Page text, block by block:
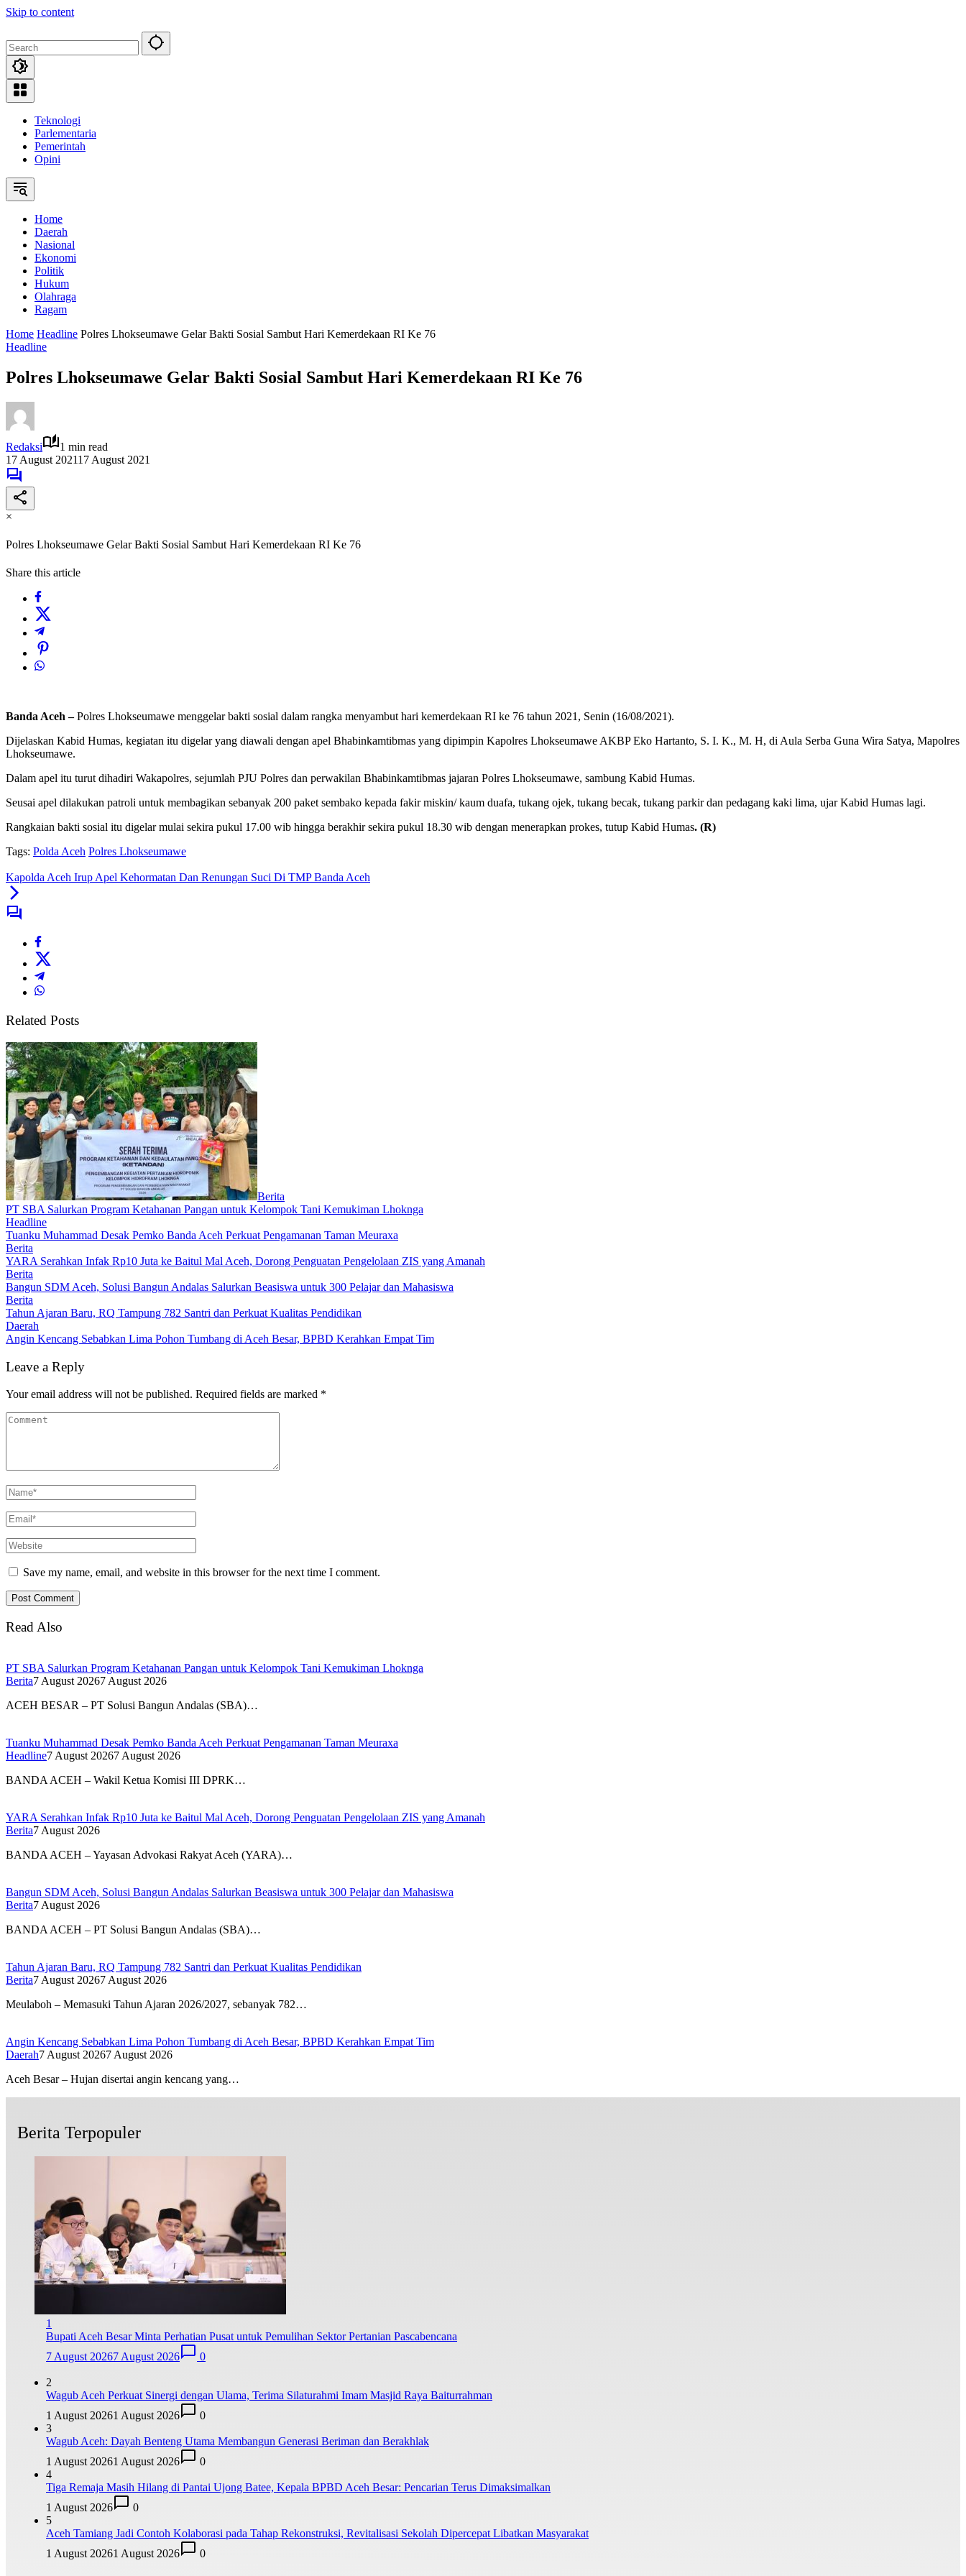
Skip to content
Teknologi
Parlementaria
Pemerintah
Opini
Home
Daerah
Nasional
Ekonomi
Politik
Hukum
Olahraga
Ragam
Home Headline Polres Lhokseumawe Gelar Bakti Sosial Sambut Hari Kemerdekaan RI Ke 76
Headline
Polres Lhokseumawe Gelar Bakti Sosial Sambut Hari Kemerdekaan RI Ke 76
Redaksi
1 min read
17 August 202117 August 2021
×
Polres Lhokseumawe Gelar Bakti Sosial Sambut Hari Kemerdekaan RI Ke 76
Share this article
Banda Aceh –Polres Lhokseumawe menggelar bakti sosial dalam rangka menyambut hari kemerdekaan RI ke 76 tahun 2021, Senin (16/08/2021).
Dijelaskan Kabid Humas, kegiatan itu digelar yang diawali dengan apel Bhabinkamtibmas yang dipimpin Kapolres Lhokseumawe AKBP Eko Hartanto, S. I. K., M. H, di Aula Serba Guna Wira Satya, Mapolres
Lhokseumawe.
Dalam apel itu turut dihadiri Wakapolres, sejumlah PJU Polres dan perwakilan Bhabinkamtibmas jajaran Polres Lhokseumawe, sambung Kabid Humas.
Seusai apel dilakukan patroli untuk membagikan sebanyak 200 paket sembako kepada fakir miskin/ kaum duafa, tukang ojek, tukang becak, tukang parkir dan pedagang kaki lima, ujar Kabid Humas lagi.
Rangkaian bakti sosial itu digelar mulai sekira pukul 17.00 wib hingga berakhir sekira pukul 18.30 wib dengan menerapkan prokes, tutup Kabid Humas. (R)
Tags: Polda Aceh Polres Lhokseumawe
Kapolda Aceh Irup Apel Kehormatan Dan Renungan Suci Di TMP Banda Aceh
Related Posts
Berita
PT SBA Salurkan Program Ketahanan Pangan untuk Kelompok Tani Kemukiman Lhoknga
Headline
Tuanku Muhammad Desak Pemko Banda Aceh Perkuat Pengamanan Taman Meuraxa
Berita
YARA Serahkan Infak Rp10 Juta ke Baitul Mal Aceh, Dorong Penguatan Pengelolaan ZIS yang Amanah
Berita
Bangun SDM Aceh, Solusi Bangun Andalas Salurkan Beasiswa untuk 300 Pelajar dan Mahasiswa
Berita
Tahun Ajaran Baru, RQ Tampung 782 Santri dan Perkuat Kualitas Pendidikan
Daerah
Angin Kencang Sebabkan Lima Pohon Tumbang di Aceh Besar, BPBD Kerahkan Empat Tim
Leave a Reply
Your email address will not be published. Required fields are marked *
Save my name, email, and website in this browser for the next time I comment.
Read Also
PT SBA Salurkan Program Ketahanan Pangan untuk Kelompok Tani Kemukiman Lhoknga
Berita7 August 20267 August 2026
ACEH BESAR – PT Solusi Bangun Andalas (SBA)…
Tuanku Muhammad Desak Pemko Banda Aceh Perkuat Pengamanan Taman Meuraxa
Headline7 August 20267 August 2026
BANDA ACEH – Wakil Ketua Komisi III DPRK…
YARA Serahkan Infak Rp10 Juta ke Baitul Mal Aceh, Dorong Penguatan Pengelolaan ZIS yang Amanah
Berita7 August 2026
BANDA ACEH – Yayasan Advokasi Rakyat Aceh (YARA)…
Bangun SDM Aceh, Solusi Bangun Andalas Salurkan Beasiswa untuk 300 Pelajar dan Mahasiswa
Berita7 August 2026
BANDA ACEH – PT Solusi Bangun Andalas (SBA)…
Tahun Ajaran Baru, RQ Tampung 782 Santri dan Perkuat Kualitas Pendidikan
Berita7 August 20267 August 2026
Meulaboh – Memasuki Tahun Ajaran 2026/2027, sebanyak 782…
Angin Kencang Sebabkan Lima Pohon Tumbang di Aceh Besar, BPBD Kerahkan Empat Tim
Daerah7 August 20267 August 2026
Aceh Besar – Hujan disertai angin kencang yang…
Berita Terpopuler
1
Bupati Aceh Besar Minta Perhatian Pusat untuk Pemulihan Sektor Pertanian Pascabencana
7 August 20267 August 2026 0
2
Wagub Aceh Perkuat Sinergi dengan Ulama, Terima Silaturahmi Imam Masjid Raya Baiturrahman
1 August 20261 August 2026
0
3
Wagub Aceh: Dayah Benteng Utama Membangun Generasi Beriman dan Berakhlak
1 August 20261 August 2026
0
4
Tiga Remaja Masih Hilang di Pantai Ujong Batee, Kepala BPBD Aceh Besar: Pencarian Terus Dimaksimalkan
1 August 2026
0
5
Aceh Tamiang Jadi Contoh Kolaborasi pada Tahap Rekonstruksi, Revitalisasi Sekolah Dipercepat Libatkan Masyarakat
1 August 20261 August 2026 0